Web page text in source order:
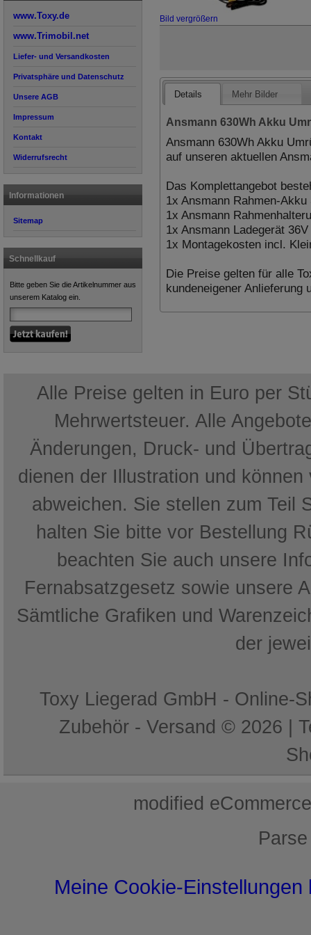
www.Toxy.de
www.Trimobil.net
Liefer- und Versandkosten
Privatsphäre und Datenschutz
Unsere AGB
Impressum
Kontakt
Widerrufsrecht
Informationen
Sitemap
Schnellkauf
Bitte geben Sie die Artikelnummer aus
unserem Katalog ein.
Bild vergrößern
Details Mehr Bilder
Ansmann 630Wh Akku
Ansmann 630Wh Akku
auf unseren aktuellen
Das Komplettangebot
1x Ansmann Rahmen-
1x Ansmann
1x Ansmann Ladegerät 36V
1x Montagekosten incl.
Die Preise gelten für alle
kundeneigener Anlieferung
Alle Preise gelten in Euro per
Mehrwertsteuer. Alle
Änderungen, Druck- und
dienen der Illustration und
abweichen. Sie stellen zum Teil
halten Sie bitte vor Bestellung
beachten Sie auch unsere
Fernabsatzgesetz sowie unsere
Sämtliche Grafiken und
der
Toxy Liegerad GmbH - Online-
Zubehör - Versand © 2026 |
mod ified
Meine Cookie-